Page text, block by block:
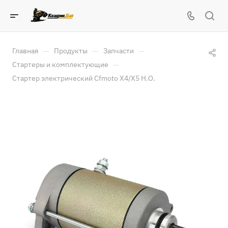
Главная — Продукты — Запчасти —
Стартеры и комплектующие —
Стартер электрический Cfmoto X4/X5 H.O.